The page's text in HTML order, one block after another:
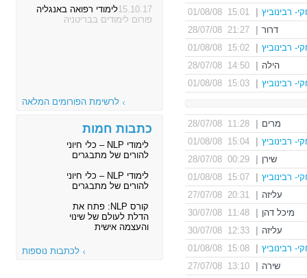
רבינוביץ
15:01 01/08/08
דרור
21:27 28/07/08
רבינוביץ
15:02 01/08/08
הילה
14:50 28/07/08
רבינוביץ
15:03 01/08/08
מרים
11:28 28/07/08
רבינוביץ
15:04 01/08/08
שירן
00:29 28/07/08
רבינוביץ
15:07 01/08/08
עליזה
20:31 27/07/08
מיכל דהן
11:48 30/07/08
עליזה
12:33 30/07/08
רבינוביץ
15:08 01/08/08
שירה
13:10 27/07/08
15.10.17לימודי רפואה באנגליה
פורום לימודים בבריטניה
לרשימת הפורומים המלאה
כתבות חמות
לימודי NLP – כלי חיוני
להורים של מתבגרים
לימודי NLP – כלי חיוני
להורים של מתבגרים
קורס NLP: פתח את
הדלת לעולם של שינוי
והעצמה אישית
לכתבות נוספות